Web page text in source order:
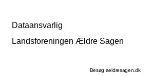
Dataansvarlig
Landsforeningen Ældre Sagen
Besøg aeldresagen.dk